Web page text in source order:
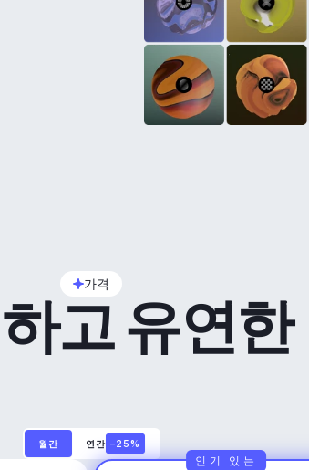
가격
고 유연한
월간 연간 –25%
인기 있는